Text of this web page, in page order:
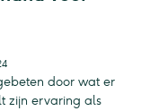
door wat er
zijn ervaring als